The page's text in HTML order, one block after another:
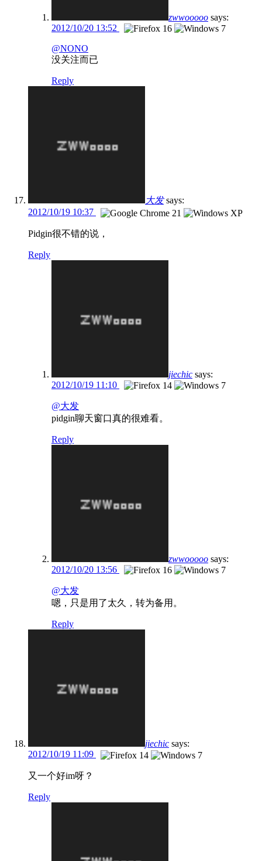
zwwooooo says:
2012/10/20 13:52
@NONO
没关注而已
Reply
大发 says:
2012/10/19 10:37
Pidgin很不错的说，
Reply
jiechic says:
2012/10/19 11:10
@大发
pidgin聊天窗口真的很难看。
Reply
zwwooooo says:
2012/10/20 13:56
@大发
嗯，只是用了太久，转为备用。
Reply
jiechic says:
2012/10/19 11:09
又一个好im呀？
Reply